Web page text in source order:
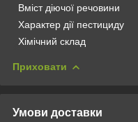
Вміст діючої речовини
Характер дії пестициду
Хімічний склад
Приховати
Умови доставки